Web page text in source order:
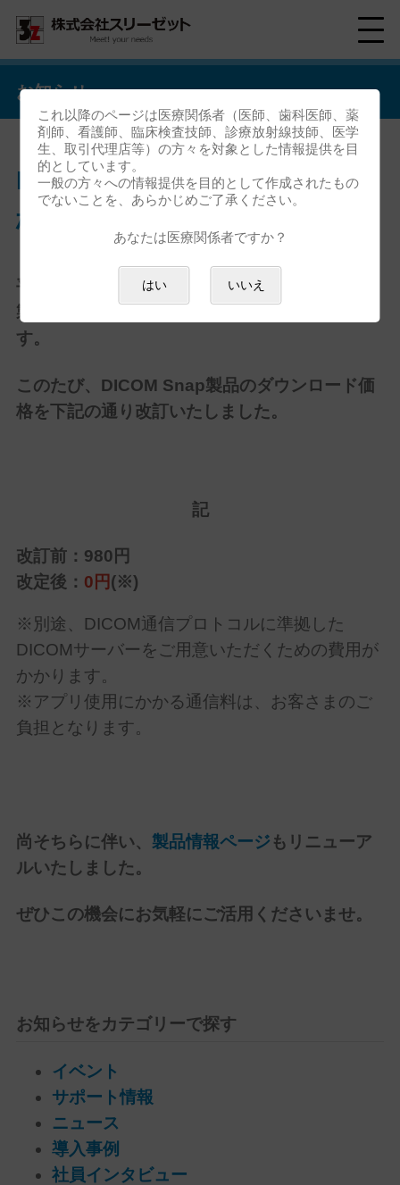
お知らせ
DICOM Snap ダウンロード価
格 無料化のお知らせ
平素より、簡易モダリティアプリ
製品をご愛顧賜り、誠にありがとうございま
す。
このたび、DICOM Snap製品のダウンロード価
格を下記の通り改訂いたしました。
記
改訂前：980円
改定後： 0円(※)
※別途、DICOM通信プロトコルに準拠した
DICOMサーバーをご用意いただくための費用が
かかります。
※アプリ使用にかかる通信料は、お客さまのご
負担となります。
尚そちらに伴い、 製品情報ページ もリニューア
ルいたしました。
ぜひこの機会にお気軽にご活用くださいませ。
お知らせをカテゴリーで探す
イベント
サポート情報
ニュース
導入事例
社員インタビュー
これ以降のページは医療関係者（医師、歯科医師、薬
剤師、看護師、臨床検査技師、診療放射線技師、医学
生、取引代理店等）の方々を対象とした情報提供を目
的としています。
一般の方々への情報提供を目的として作成されたもの
でないことを、あらかじめご了承ください。
あなたは医療関係者ですか？
はい いいえ